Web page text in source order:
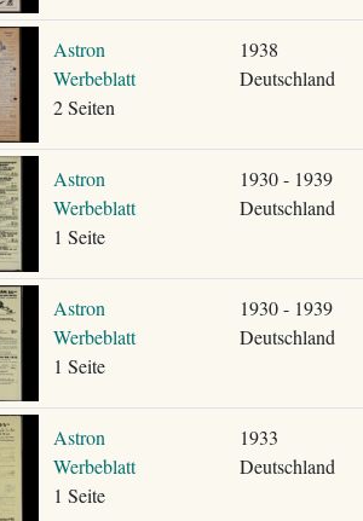
Astron
Werbeblatt
2 Seiten
1938
Deutschland
Astron
Werbeblatt
1 Seite
1930 - 1939
Deutschland
Astron
Werbeblatt
1 Seite
1930 - 1939
Deutschland
Astron
Werbeblatt
1 Seite
1933
Deutschland